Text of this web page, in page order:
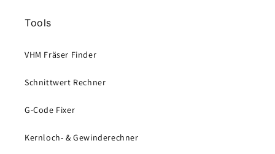
Tools
VHM Fräser Finder
Schnittwert Rechner
G-Code Fixer
Kernloch- & Gewinderechner